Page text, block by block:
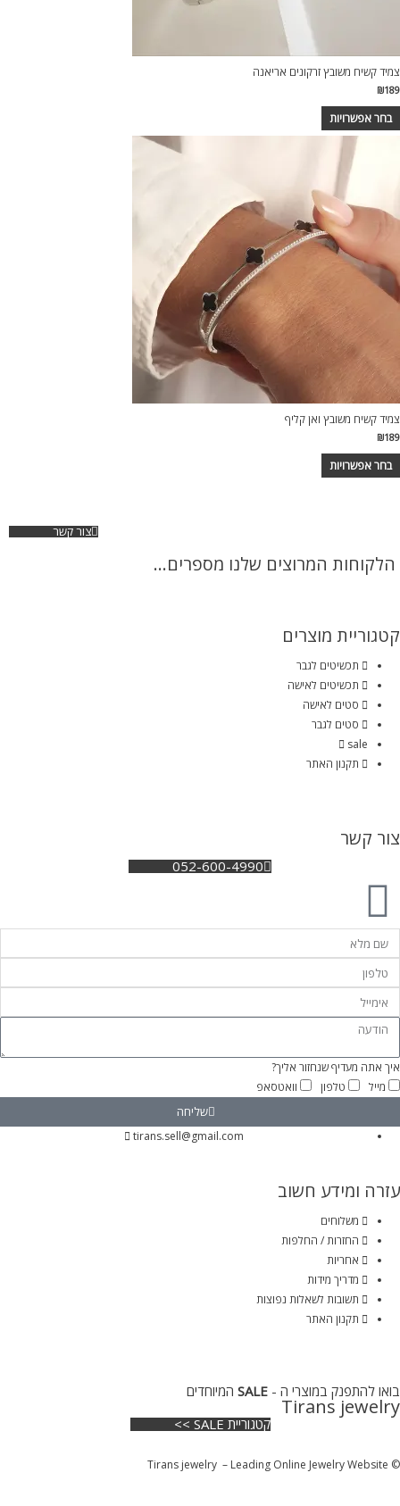
צמיד קשיח משובץ זרקונים אריאנה
₪189
בחר אפשרויות
צמיד קשיח משובץ ואן קליף
₪189
בחר אפשרויות
צור קשר
הלקוחות המרוצים שלנו מספרים...
קטגוריית מוצרים
תכשיטים לגבר
תכשיטים לאישה
סטים לאישה
סטים לגבר
sale
תקנון האתר
צור קשר
052-600-4990
איך אתה מעדיף שנחזור אליך?
מייל
טלפון וואטסאפ
שליחה
tirans.sell@gmail.com
עזרה ומידע חשוב
משלוחים
החזרות / החלפות
אחריות
מדריך מידות
תשובות לשאלות נפוצות
תקנון האתר
בואו להתפנק במוצרי ה - SALE המיוחדים
Tirans jewelry
קטגוריית SALE >>
© Tirans jewelry – Leading Online Jewelry Website